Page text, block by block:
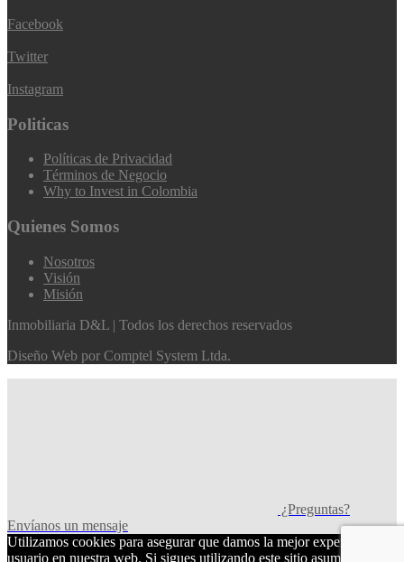
Facebook
Twitter
Instagram
Politicas
Políticas de Privacidad
Términos de Negocio
Why to Invest in Colombia
Quienes Somos
Nosotros
Visión
Misión
Inmobiliaria D&L | Todos los derechos reservados
Diseño Web por Comptel System Ltda.
¿Preguntas?
Envíanos un mensaje
Utilizamos cookies para asegurar que damos la mejor experiencia al
usuario en nuestra web. Si sigues utilizando este sitio asumiremos